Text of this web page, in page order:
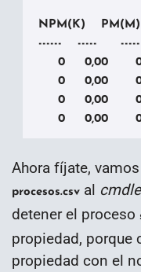
NPM(K)
------    -----
0     0,00
0     0,00
0     0,00
0     0,00
Ahora fíjate,
procesos.csv al
detener el proceso
propiedad, porque
propiedad con el